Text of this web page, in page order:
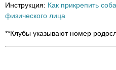
Инструкция: Как прикрепить
физического лица
**Клубы указывают номер